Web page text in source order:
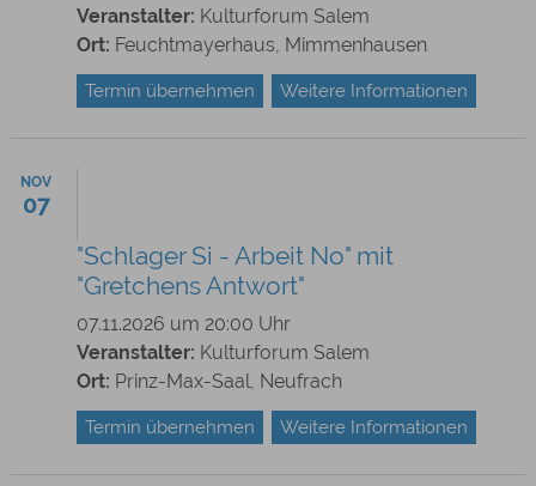
Veranstalter: Kulturforum Salem
Ort: Feuchtmayerhaus, Mimmenhausen
Termin übernehmen Weitere Informationen
NOV
07
"Schlager Si - Arbeit No" mit
"Gretchens Antwort"
07.11.2026 um 20:00 Uhr
Veranstalter: Kulturforum Salem
Ort: Prinz-Max-Saal, Neufrach
Termin übernehmen Weitere Informationen